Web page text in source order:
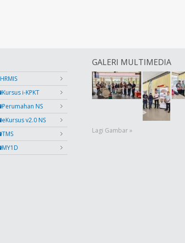
HRMIS
Kursus i-KPKT
Perumahan NS
eKursus v2.0 NS
TMS
MY1D
GALERI MULTIMEDIA
Lagi Gambar »